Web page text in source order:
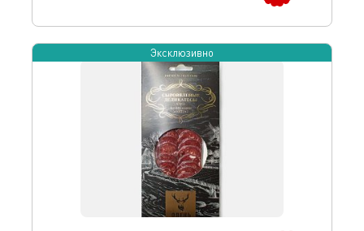
Эксклюзивно